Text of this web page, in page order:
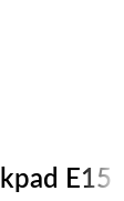
E15